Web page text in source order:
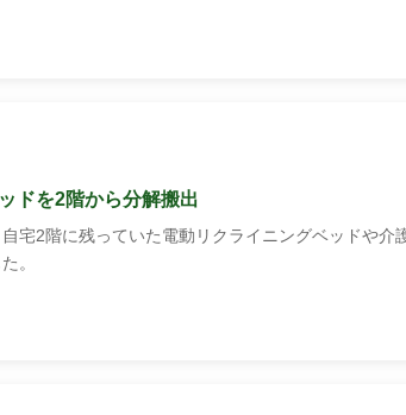
ドを2階から分解搬出
宅2階に残っていた電動リクライニングベッドや介
。